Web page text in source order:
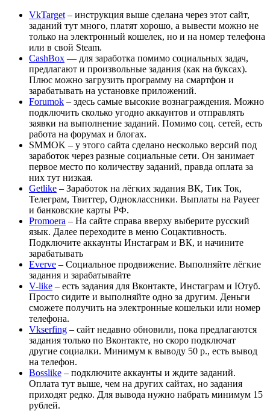
VkTarget – инструкция выше сделана через этот сайт,
заданий тут много, платят хорошо, а вывести можно не
только на электронный кошелек, но и на номер телефона
или в свой Steam.
CashBox — для заработка помимо социальных задач,
предлагают и произвольные задания (как на буксах).
Плюс можно загрузить программу на смартфон и
зарабатывать на установке приложений.
Forumok – здесь самые высокие вознаграждения. Можно
подключить сколько угодно аккаунтов и отправлять
заявки на выполнение заданий. Помимо соц. сетей, есть
работа на форумах и блогах.
SMMOK – у этого сайта сделано несколько версий под
заработок через разные социальные сети. Он занимает
первое место по количеству заданий, правда оплата за
них тут низкая.
Getlike – Заработок на лёгких задания ВК, Тик Ток,
Телеграм, Твиттер, Одноклассники. Выплаты на Payeer
и банковские карты РФ.
Promoera – На сайте справа вверху выберите русский
язык. Далее переходите в меню Соцактивность.
Подключите аккаунты Инстаграм и ВК, и начините
зарабатывать
Everve – Социальное продвижение. Выполняйте лёгкие
задания и зарабатывайте
V-like – есть задания для Вконтакте, Инстаграм и Ютуб.
Просто сидите и выполняйте одно за другим. Деньги
сможете получить на электронные кошельки или номер
телефона.
Vkserfing – сайт недавно обновили, пока предлагаются
задания только по Вконтакте, но скоро подключат
другие социалки. Минимум к выводу 50 р., есть вывод
на телефон.
Bosslike – подключите аккаунты и ждите заданий.
Оплата тут выше, чем на других сайтах, но задания
приходят редко. Для вывода нужно набрать минимум 15
рублей.